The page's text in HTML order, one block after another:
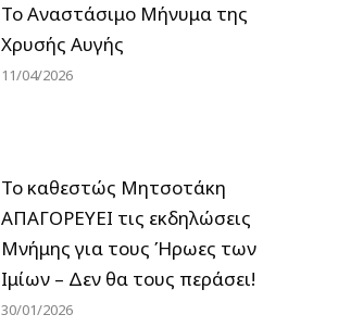
Το Αναστάσιμο Μήνυμα της
Χρυσής Αυγής
11/04/2026
Το καθεστώς Μητσοτάκη
ΑΠΑΓΟΡΕΥΕΙ τις εκδηλώσεις
Μνήμης για τους Ήρωες των
Ιμίων – Δεν θα τους περάσει!
30/01/2026